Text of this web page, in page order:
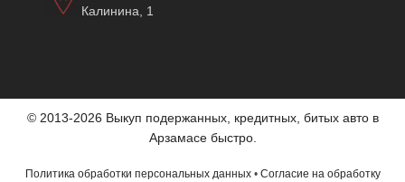
Калинина, 1
© 2013-2026 Выкуп подержанных, кредитных, битых авто в
Арзамасе быстро.
Политика обработки персональных данных• Согласие на обработку